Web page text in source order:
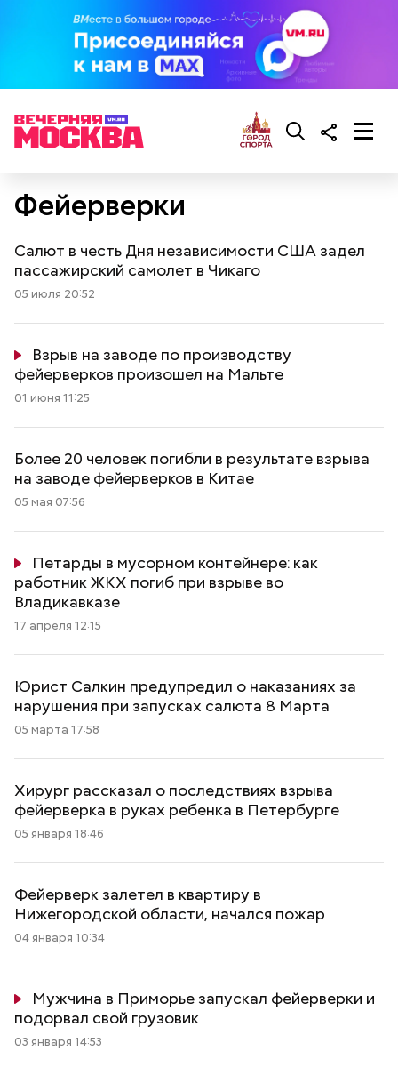
Фейерверки
Салют в честь Дня независимости США задел
пассажирский самолет в Чикаго
05 июля 20:52
Взрыв на заводе по производству
фейерверков произошел на Мальте
01 июня 11:25
Более 20 человек погибли в результате взрыва
на заводе фейерверков в Китае
05 мая 07:56
Петарды в мусорном контейнере: как
работник ЖКХ погиб при взрыве во
Владикавказе
17 апреля 12:15
Юрист Салкин предупредил о наказаниях за
нарушения при запусках салюта 8 Марта
05 марта 17:58
Хирург рассказал о последствиях взрыва
фейерверка в руках ребенка в Петербурге
05 января 18:46
Фейерверк залетел в квартиру в
Нижегородской области, начался пожар
04 января 10:34
Мужчина в Приморье запускал фейерверки и
подорвал свой грузовик
03 января 14:53